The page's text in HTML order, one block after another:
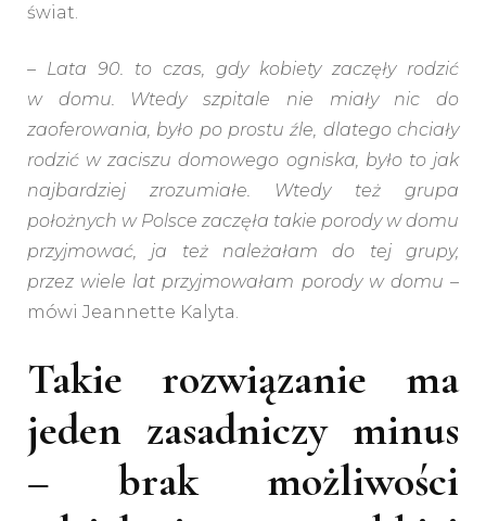
świat.
– Lata 90. to czas, gdy kobiety zaczęły rodzić
w domu. Wtedy szpitale nie miały nic do
zaoferowania, było po prostu źle, dlatego chciały
rodzić w zaciszu domowego ogniska, było to jak
najbardziej zrozumiałe. Wtedy też grupa
położnych w Polsce zaczęła takie porody w domu
przyjmować, ja też należałam do tej grupy,
przez wiele lat przyjmowałam porody w domu –
mówi Jeannette Kalyta.
Takie rozwiązanie ma
jeden zasadniczy minus
– brak możliwości